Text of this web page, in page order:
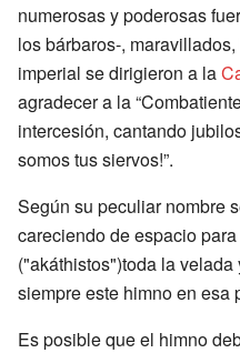
numerosas y poderosas
los bárbaros-,
imperial se dirigieron a la
agradecer a la
intercesión, cantando
somos tus siervos!”.
Según su peculiar nombre
careciendo de espacio
("akáthistos")toda la
siempre este himno en esa
Es posible que el himno